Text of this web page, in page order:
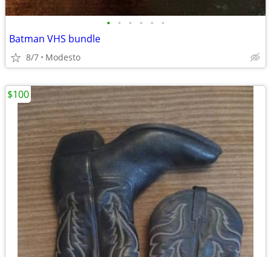
• • • • • •
Batman VHS bundle
8/7 Modesto
$100